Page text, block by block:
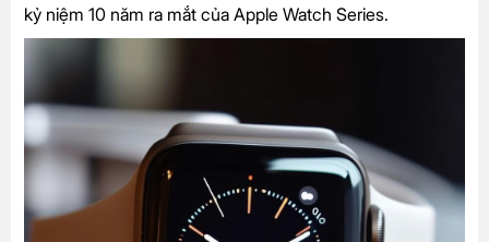
kỷ niệm 10 năm ra mắt của Apple Watch Series.